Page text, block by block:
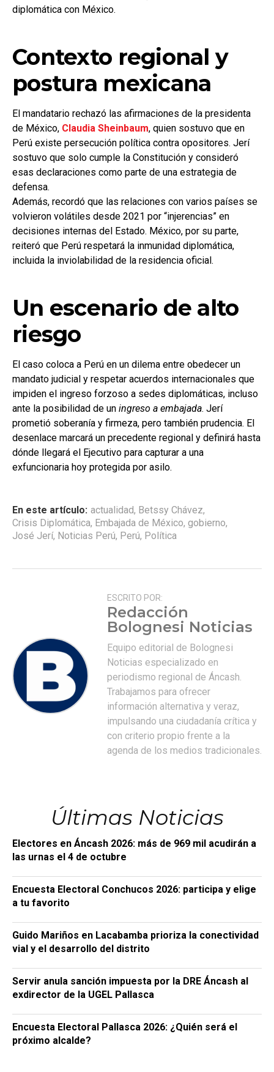
diplomática con México.
Contexto regional y
postura mexicana
El mandatario rechazó las afirmaciones de la presidenta
de México, Claudia Sheinbaum, quien sostuvo que en
Perú existe persecución política contra opositores. Jerí
sostuvo que solo cumple la Constitución y consideró
esas declaraciones como parte de una estrategia de
defensa.
Además, recordó que las relaciones con varios países se
volvieron volátiles desde 2021 por “injerencias” en
decisiones internas del Estado. México, por su parte,
reiteró que Perú respetará la inmunidad diplomática,
incluida la inviolabilidad de la residencia oficial.
Un escenario de alto
riesgo
El caso coloca a Perú en un dilema entre obedecer un
mandato judicial y respetar acuerdos internacionales que
impiden el ingreso forzoso a sedes diplomáticas, incluso
ante la posibilidad de un ingreso a embajada. Jerí
prometió soberanía y firmeza, pero también prudencia. El
desenlace marcará un precedente regional y definirá hasta
dónde llegará el Ejecutivo para capturar a una
exfuncionaria hoy protegida por asilo.
En este artículo: actualidad, Betssy Chávez,
Crisis Diplomática, Embajada de México, gobierno,
José Jerí, Noticias Perú, Perú, Política
ESCRITO POR:
Redacción
Bolognesi Noticias
Equipo editorial de Bolognesi
Noticias especializado en
periodismo regional de Áncash.
Trabajamos para ofrecer
información alternativa y veraz,
impulsando una ciudadanía crítica y
con criterio propio frente a la
agenda de los medios tradicionales.
Últimas Noticias
Electores en Áncash 2026: más de 969 mil acudirán a
las urnas el 4 de octubre
Encuesta Electoral Conchucos 2026: participa y elige
a tu favorito
Guido Mariños en Lacabamba prioriza la conectividad
vial y el desarrollo del distrito
Servir anula sanción impuesta por la DRE Áncash al
exdirector de la UGEL Pallasca
Encuesta Electoral Pallasca 2026: ¿Quién será el
próximo alcalde?